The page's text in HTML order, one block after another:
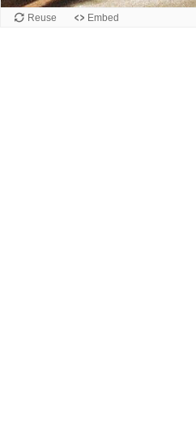
Reuse Embed